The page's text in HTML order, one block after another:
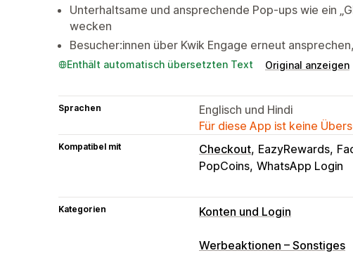
Unterhaltsame und ansprechende Pop-ups wie ein
wecken
Besucher:innen über Kwik Engage erneut
Enthält automatisch übersetzten Text Original anzeigen
Sprachen
Englisch und Hindi
Für diese App ist keine
Kompatibel mit Checkout EazyRewards
PopCoins WhatsApp Login
Kategorien Konten und Login
Kunden-Logins
Werbeaktionen – Sonstiges